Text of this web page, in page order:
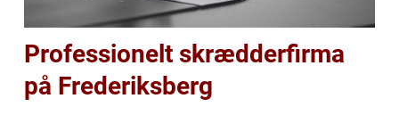
Professionelt skrædderfirma
på Frederiksberg